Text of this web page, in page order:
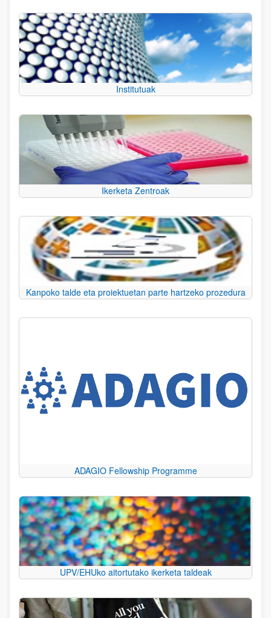
Institutuak
Ikerketa Zentroak
Kanpoko talde eta proiektuetan parte hartzeko prozedura
ADAGIO Fellowship Programme
UPV/EHUko aitortutako ikerketa taldeak